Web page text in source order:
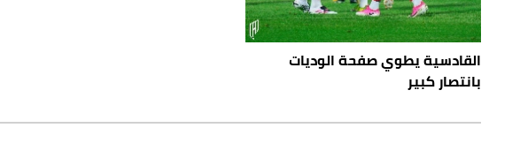
القادسية يطوي صفحة الوديات
بانتصار كبير